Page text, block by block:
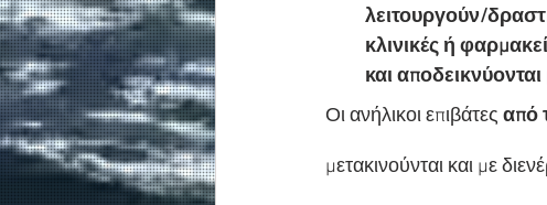
λειτουργούν/
κλινικές ή
και
Οι ανήλικοι επιβάτες από
μετακινούνται και με